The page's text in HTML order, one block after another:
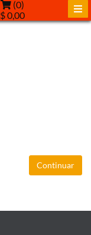
(0)
$ 0,00
Continuar